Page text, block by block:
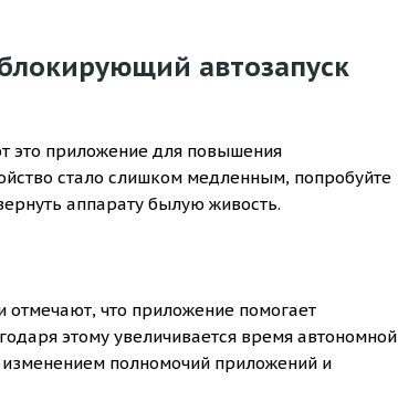
автозапуск
это приложение для повышения
стало слишком медленным, попробуйте
аппарату былую живость.
отмечают, что приложение помогает
этому увеличивается время автономной
полномочий приложений и